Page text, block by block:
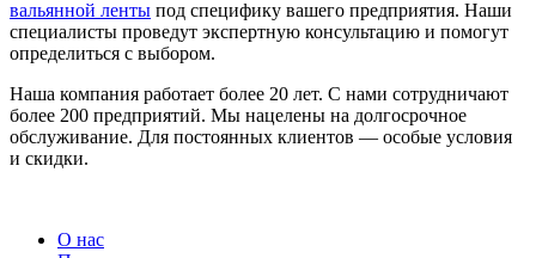
вальянной ленты под специфику вашего предприятия. Наши
специалисты проведут экспертную консультацию и помогут
определиться с выбором.
Наша компания работает более 20 лет. С нами сотрудничают
более 200 предприятий. Мы нацелены на долгосрочное
обслуживание. Для постоянных клиентов — особые условия
и скидки.
О нас